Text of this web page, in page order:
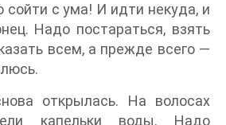
с ума! И идти некуда, и
Надо постараться, взять
всем, а прежде всего —
открылась. На волосах
капельки воды. Надо